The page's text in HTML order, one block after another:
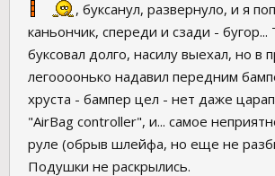
, буксанул, развернуло, и я
каньончик, спереди и сзади - бугор...
буксовал долго, насилу выехал, но в
легоооонько надавил передним
хруста - бампер цел - нет даже
"AirBag controller", и... самое
руле (обрыв шлейфа, но еще не
Подушки не раскрылись.